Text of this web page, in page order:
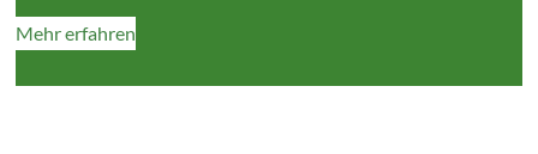
Mehr erfahren